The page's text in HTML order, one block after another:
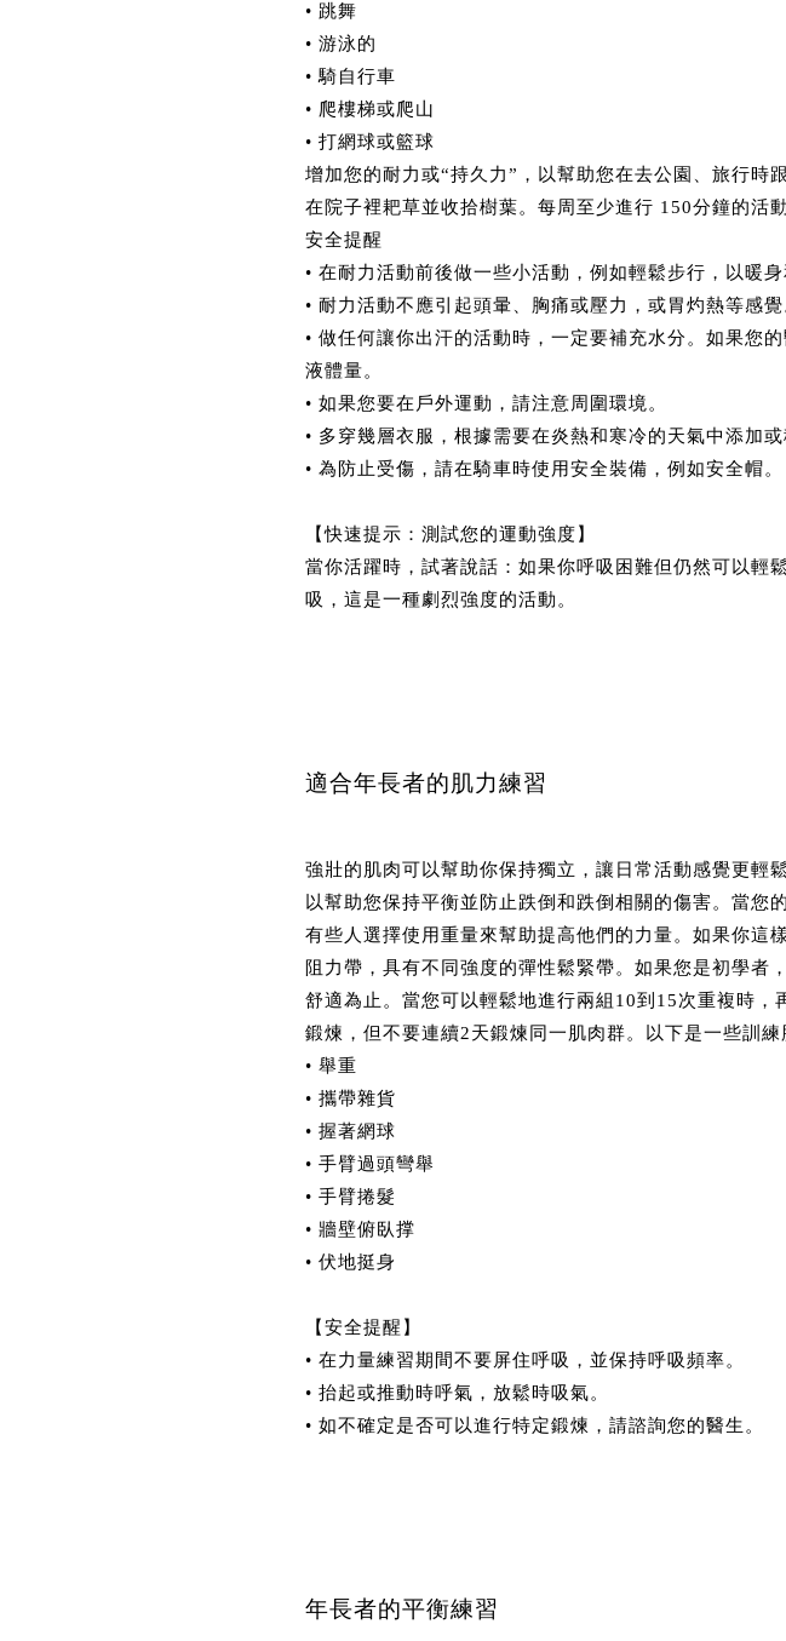
• 跳舞
• 游泳的
• 騎自行車
• 爬樓梯或爬山
• 打網球或籃球
增加您的耐力或“持久力”，以幫助您在去公園、旅行時
在院子裡耙草並收拾樹葉。每周至少進行 150分鐘的活
安全提醒
• 在耐力活動前後做一些小活動，例如輕鬆步行，以暖身
• 耐力活動不應引起頭暈、胸痛或壓力，或胃灼熱等感覺
• 做任何讓你出汗的活動時，一定要補充水分。如果您
液體量。
• 如果您要在戶外運動，請注意周圍環境。
• 多穿幾層衣服，根據需要在炎熱和寒冷的天氣中添加或
• 為防止受傷，請在騎車時使用安全裝備，例如安全帽。
【快速提示：測試您的運動強度】
當你活躍時，試著說話：如果你呼吸困難但仍然可以輕
吸，這是一種劇烈強度的活動。
適合年長者的肌力練習
強壯的肌肉可以幫助你保持獨立，讓日常活動感覺更輕
以幫助您保持平衡並防止跌倒和跌倒相關的傷害。當您
有些人選擇使用重量來幫助提高他們的力量。如果你這
阻力帶，具有不同強度的彈性鬆緊帶。如果您是初學者
舒適為止。當您可以輕鬆地進行兩組10到15次重複時
鍛煉，但不要連續2天鍛煉同一肌肉群。以下是一些訓練
• 舉重
• 攜帶雜貨
• 握著網球
• 手臂過頭彎舉
• 手臂捲髮
• 牆壁俯臥撑
• 伏地挺身
【安全提醒】
• 在力量練習期間不要屏住呼吸，並保持呼吸頻率。
• 抬起或推動時呼氣，放鬆時吸氣。
• 如不確定是否可以進行特定鍛煉，請諮詢您的醫生。
年長者的平衡練習